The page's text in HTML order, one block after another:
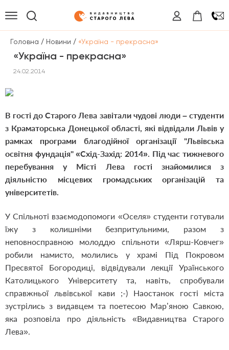
Головна / Новини / «Україна - прекрасна»
«Україна - прекрасна»
24.02.2014
В гості до Старого Лева завітали чудові люди – студенти
з Краматорська Донецької області, які відвідали Львів у
рамках програми благодійної організації "Львівська
освітня фундація" «Схід-Захід: 2014». Під час тижневого
перебування у Місті Лева гості знайомилися з
діяльністю місцевих громадських організацій та
університетів.
У Спільноті взаємодопомоги «Оселя» студенти готували
їжу з колишніми безпритульними, разом з
неповносправною молоддю спільноти «Лярш-Ковчег»
робили намисто, молились у храмі Під Покровом
Пресвятої Богородиці, відвідували лекції Ураїнського
Католицького Університету та, навіть, спробували
справжньої львівської кави ;-) Наостанок гості міста
зустрілись з видавцем та поетесою Мар’яною Савкою,
яка розповіла про діяльність «Видавництва Старого
Лева».